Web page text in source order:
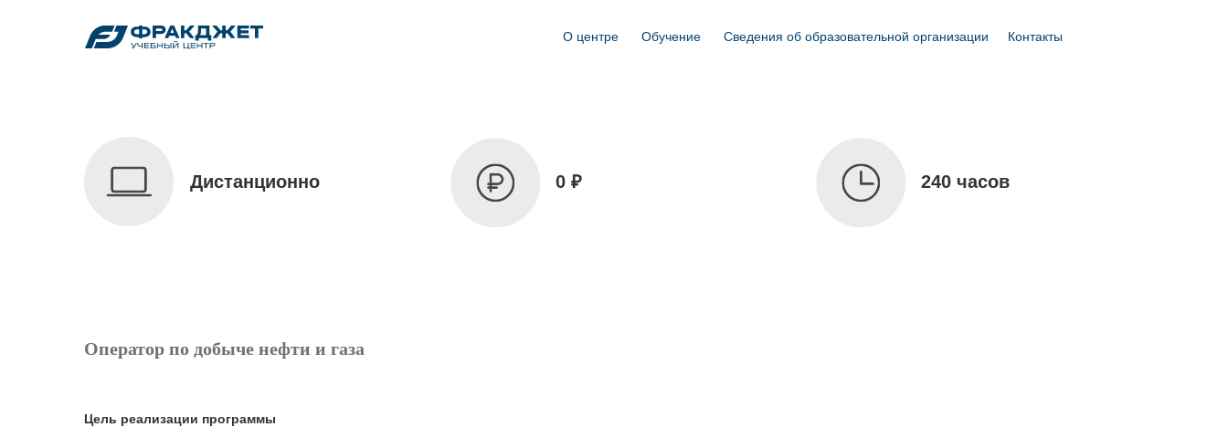
Сведения об образовательной организации Контакты
О центре Обучение
Дистанционно 0 ₽ 240 часов
Оператор по добыче нефти и газа
Цель реализации программы